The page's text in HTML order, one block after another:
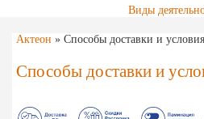
Виды
Актеон » Способы доставки и
Способы доставки и